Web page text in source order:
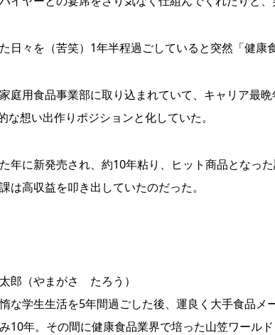
日々を（苦笑）1年半程過ごしていると突然「健康
庭用食品事業部に取り込まれていて、キャリア最
想い出作りポジションと化していた。
年に新発売され、約10年粘り、ヒット商品となった
は高収益を叩き出していたのだった。
郎（やまがさ たろう）
な学生生活を5年間過ごした後、運良く大手食品メ
10年。その間に健康食品業界で培った山笠ワール